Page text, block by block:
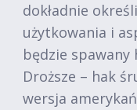
dokładnie
użytkowania i
będzie spawany
Droższe – hak
wersja